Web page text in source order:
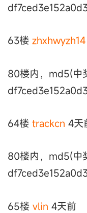
63楼 zhxhwyzh14
80楼内，md5(中
64楼 trackcn 4天
80楼内，md5(中
65楼 vlin 4天前